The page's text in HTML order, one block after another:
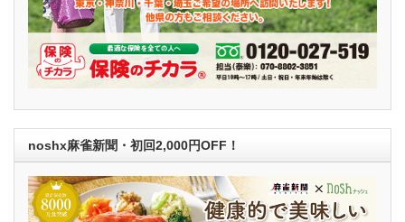
noshx麻雀新聞・初回2,000円OFF！